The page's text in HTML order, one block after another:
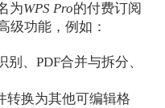
为WPS Pro的付费订阅
级功能，例如：
别、PDF合并与拆分、
转换为其他可编辑格